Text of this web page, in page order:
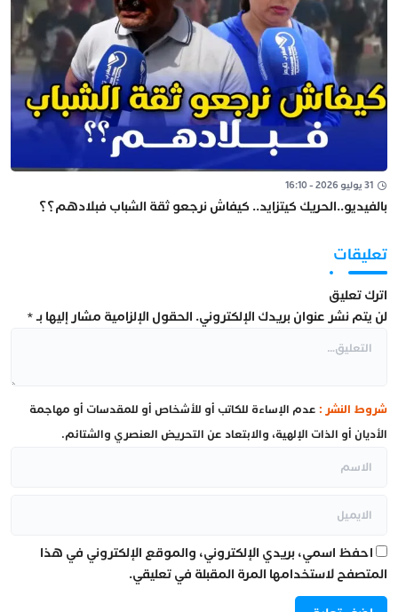
31 يوليو 2026 - 16:10
بالفيديو..الحريك كيتزايد.. كيفاش نرجعو ثقة الشباب فبلادهم؟؟
تعليقات
اترك تعليق
لن يتم نشر عنوان بريدك الإلكتروني. الحقول الإلزامية مشار إليها بـ*
شروط النشر : عدم الإساءة للكاتب أو للأشخاص أو للمقدسات أو مهاجمة
الأديان أو الذات الإلهية، والابتعاد عن التحريض العنصري والشتائم.
احفظ اسمي، بريدي الإلكتروني، والموقع الإلكتروني في هذا
المتصفح لاستخدامها المرة المقبلة في تعليقي.